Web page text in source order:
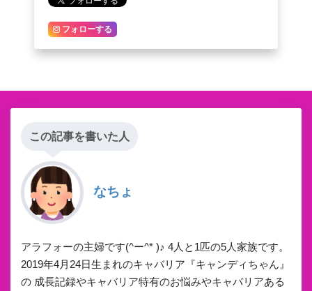
フォローする
この記事を書いた人
なちょ
アラフォーの主婦です(^ー^* )♪ 4人と1匹の5人家族です。
2019年4月24日生まれのキャバリア『キャンディちゃん』
の 成長記録やキャバリア特有のお悩みやキャバリアある